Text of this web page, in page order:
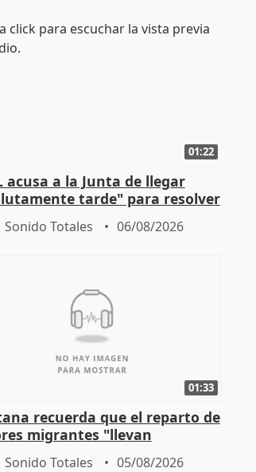
01:22
acusa a la Junta de llegar
tarde" para resolver
como Newcastle
Sonido Totales 06/08/2026
01:33
recuerda que el reparto de
migrantes "llevan
del Gobierno" central
Sonido Totales 05/08/2026